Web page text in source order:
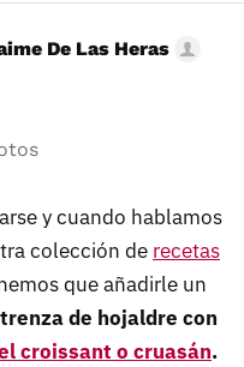
De Las Heras
y cuando hablamos
colección de recetas
que añadirle un
trenza de hojaldre con
croissant o cruasán.